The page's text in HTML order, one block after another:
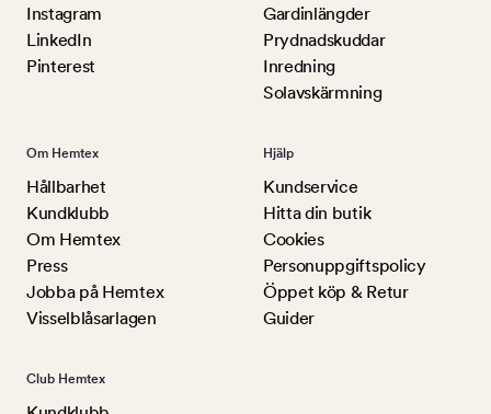
Instagram
LinkedIn
Pinterest
Gardinlängder
Prydnadskuddar
Inredning
Solavskärmning
Om Hemtex
Hållbarhet
Kundklubb
Om Hemtex
Press
Jobba på Hemtex
Visselblåsarlagen
Hjälp
Kundservice
Hitta din butik
Cookies
Personuppgiftspolicy
Öppet köp & Retur
Guider
Club Hemtex